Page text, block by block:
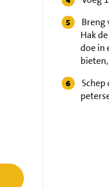
Breng
Hak
doe in